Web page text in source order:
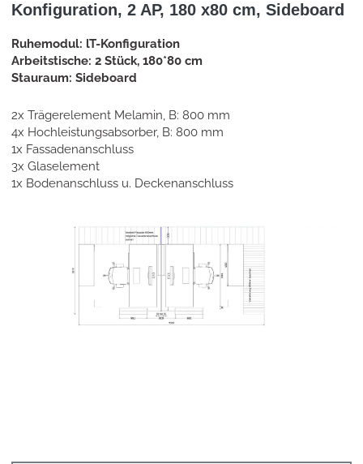
Konfiguration, 2 AP, 180 x80 cm, Sideboard
Ruhemodul: lT-Konfiguration
Arbeitstische: 2 Stück, 180*80 cm
Stauraum: Sideboard
2x Trägerelement Melamin, B: 800 mm
4x Hochleistungsabsorber, B: 800 mm
1x Fassadenanschluss
3x Glaselement
1x Bodenanschluss u. Deckenanschluss